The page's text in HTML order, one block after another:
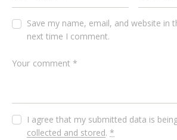
Save my name, email, and website in
next time I comment.
I agree that my submitted data is
collected and stored.*